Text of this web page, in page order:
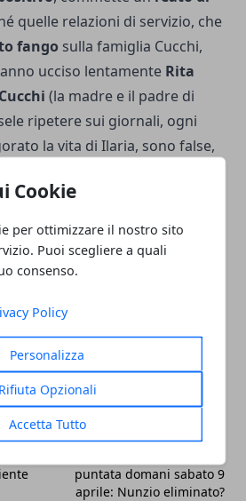
Cookie
per ottimizzare il nostro sito
Puoi scegliere a quali
consenso.
Policy
Personalizza
Rifiuta Opzionali
Accetta Tutto
quelle relazioni di servizio, che
fango sulla famiglia Cucchi,
ucciso lentamente Rita
(la madre e il padre di
ripetere sui giornali, ogni
la vita di Ilaria, sono false,
i loro legali, qualcuno dichiara
di un errore giudiziario.
puntata domani sabato 9
aprile: Nunzio eliminato?